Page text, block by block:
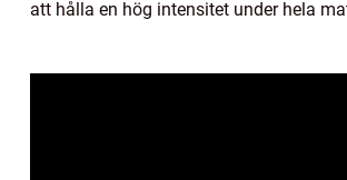
att hålla en hög intensitet under hela